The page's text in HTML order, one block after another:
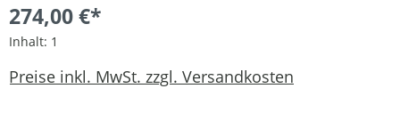
274,00 €*
Inhalt: 1
Preise inkl. MwSt. zzgl. Versandkosten